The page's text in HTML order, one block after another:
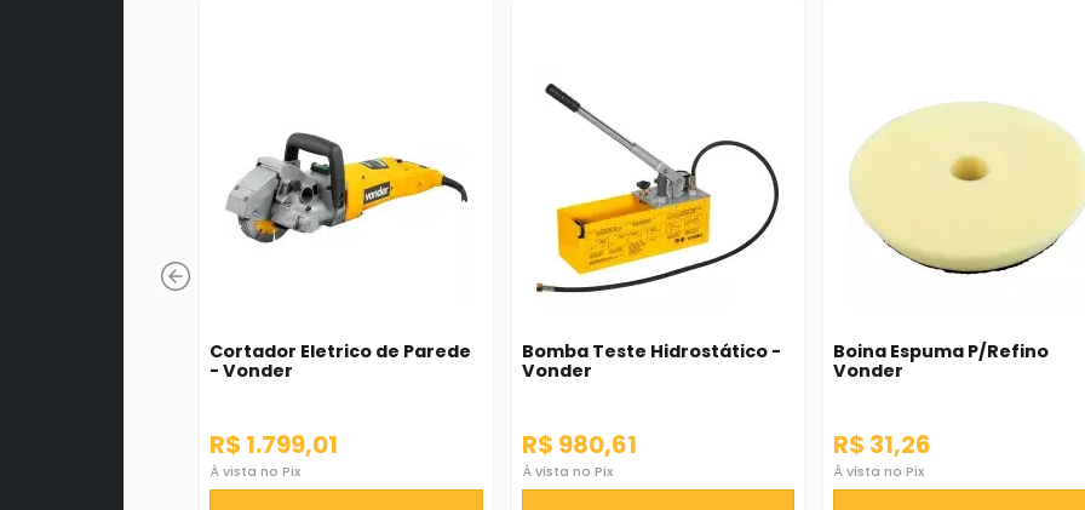
Cortador Eletrico de Parede
- Vonder
R$ 1.799,01
À vista no Pix
Bomba Teste Hidrostático -
Vonder
R$ 980,61
À vista no Pix
Boina Espuma P/Refino
Vonder
R$ 31,26
À vista no Pix